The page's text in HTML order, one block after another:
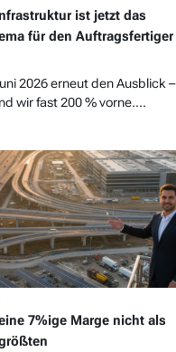
ist jetzt das
für den Auftragsfertiger
2026 erneut den Ausblick –
wir fast 200 % vorne....
7%ige Marge nicht als